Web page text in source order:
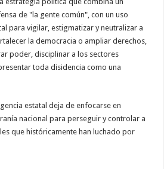
de "la gente común", con un uso
para vigilar, estigmatizar y neutralizar a
la democracia o ampliar derechos,
poder, disciplinar a los sectores
toda disidencia como una
estatal deja de enfocarse en
nacional para perseguir y controlar a
que históricamente han luchado por